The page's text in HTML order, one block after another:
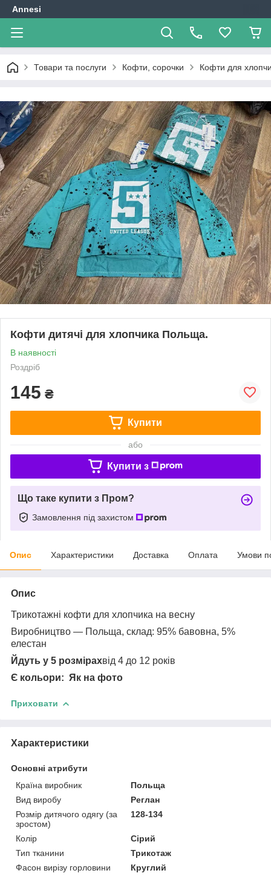
Annesi
Товари та послуги Кофти, сорочки Кофти для
Кофти дитячі для хлопчика Польща.
В наявності
Роздріб
145 ₴
Купити
або
Купити з
Що таке купити з Пром?
Замовлення під захистом
Опис Характеристики Доставка Оплата Умови
Опис
Трикотажні кофти для хлопчика на весну
Виробництво — Польща, склад: 95% бавовна, 5%
елестан
Йдуть у 5 розмірахвід 4 до 12 років
Є кольори: Як на фото
Приховати
Характеристики
Основні атрибути
Країна виробник
Польща
Вид виробу
Реглан
Розмір дитячого одягу (за
зростом)
128-134
Колір
Сірий
Тип тканини
Трикотаж
Фасон вирізу горловини
Круглий